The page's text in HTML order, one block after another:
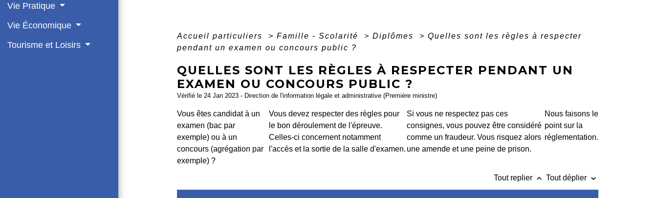
Vie Pratique
Vie Économique
Tourisme et Loisirs
Accueil particuliers > Famille - Scolarité > Diplômes > Quelles sont les règles à respecter
pendant un examen ou concours public ?
QUELLES SONT LES RÈGLES À RESPECTER PENDANT UN
EXAMEN OU CONCOURS PUBLIC ?
Vérifié le 24 Jan 2023 - Direction de l'information légale et administrative (Première ministre)
Vous êtes candidat à un
examen (bac par
exemple) ou à un
concours (agrégation par
exemple) ?
Vous devez respecter des règles pour
le bon déroulement de l'épreuve.
Celles-ci concernent notamment
l'accès et la sortie de la salle d'examen.
Si vous ne respectez pas ces
consignes, vous pouvez être considéré
comme un fraudeur. Vous risquez alors
une amende et une peine de prison.
Nous faisons le
point sur la
réglementation.
Tout replier keyboard_arrow_up Tout déplier keyboard_arrow_down